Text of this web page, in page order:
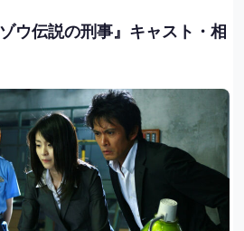
ウ伝説の刑事』キャスト・相